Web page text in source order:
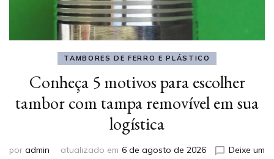
TAMBORES DE FERRO E PLÁSTICO
Conheça 5 motivos para escolher
tambor com tampa removível em sua
logística
por admin atualizado em 6 de agosto de 2026
Deixe um